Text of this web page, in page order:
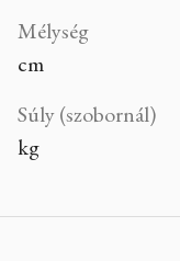
Mélység
cm
Súly (szobornál)
kg